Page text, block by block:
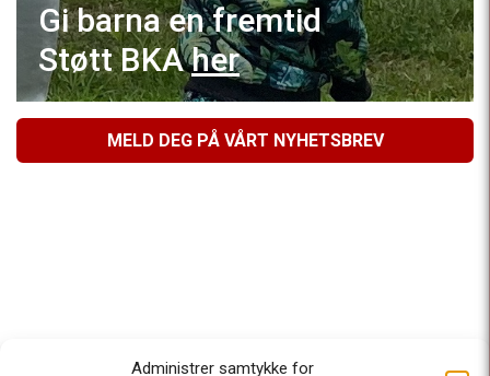
Administrer samtykke for
Gi barna en fremtid
Støtt BKAher
MELD DEG PÅ VÅRT NYHETSBREV